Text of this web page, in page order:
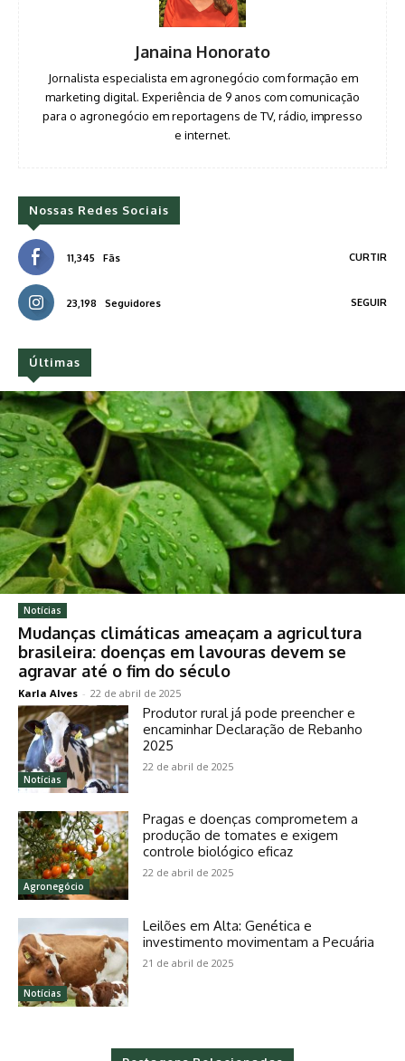
Janaina Honorato
Jornalista especialista em agronegócio com formação em
marketing digital. Experiência de 9 anos com comunicação
para o agronegócio em reportagens de TV, rádio, impresso
e internet.
Nossas Redes Sociais
11,345 Fãs CURTIR
23,198 Seguidores SEGUIR
Últimas
Notícias
Mudanças climáticas ameaçam a agricultura
brasileira: doenças em lavouras devem se
agravar até o fim do século
Karla Alves - 22 de abril de 2025
Notícias
Produtor rural já pode preencher e
encaminhar Declaração de Rebanho
2025
22 de abril de 2025
Agronegócio
Pragas e doenças comprometem a
produção de tomates e exigem
controle biológico eficaz
22 de abril de 2025
Notícias
Leilões em Alta: Genética e
investimento movimentam a Pecuária
21 de abril de 2025